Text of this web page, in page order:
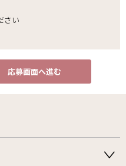
さい
応募画面へ進む